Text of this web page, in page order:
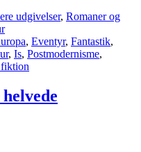
udgivelser, Romaner og
, Eventyr, Fantastik,
, Is, Postmodernisme,